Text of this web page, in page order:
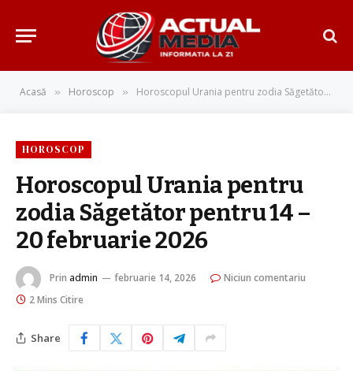
Acasă » Horoscop » Horoscopul Urania pentru zodia Săgetător pentru 14 – 20 februarie 2026
HOROSCOP
Horoscopul Urania pentru
zodia Săgetător pentru 14 –
20 februarie 2026
Prin admin februarie 14, 2026
Niciun comentariu
2 Mins Citire
Share